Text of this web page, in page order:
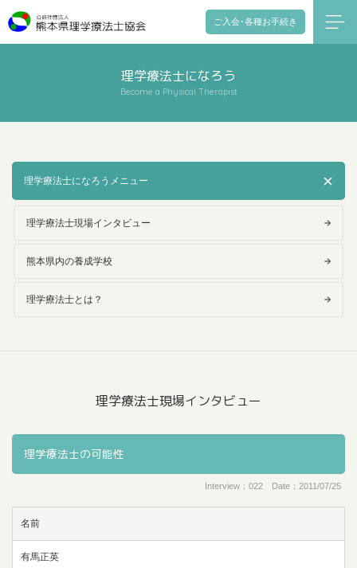
ご入会･各種お手続き
理学療法士になろう
Become a Physical Therapist
理学療法士になろうメニュー
理学療法士現場インタビュー
熊本県内の養成学校
理学療法士とは？
理学療法士現場インタビュー
理学療法士の可能性
Interview：022 Date：2011/07/25
名前
有馬正英